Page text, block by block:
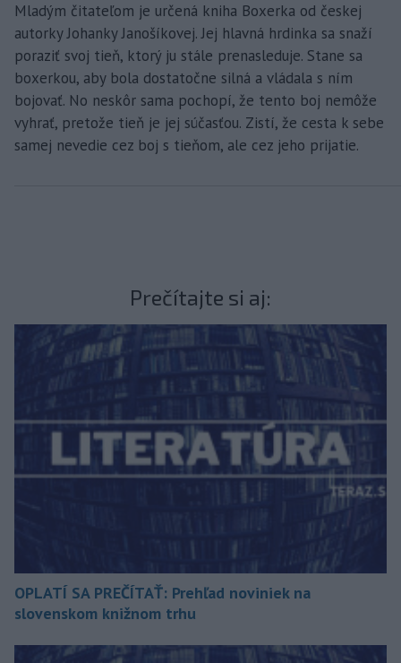
Mladým čitateľom je určená kniha Boxerka od českej
autorky Johanky Janošíkovej. Jej hlavná hrdinka sa snaží
poraziť svoj tieň, ktorý ju stále prenasleduje. Stane sa
boxerkou, aby bola dostatočne silná a vládala s ním
bojovať. No neskôr sama pochopí, že tento boj nemôže
vyhrať, pretože tieň je jej súčasťou. Zistí, že cesta k sebe
samej nevedie cez boj s tieňom, ale cez jeho prijatie.
Prečítajte si aj:
OPLATÍ SA PREČÍTAŤ: Prehľad noviniek na
slovenskom knižnom trhu